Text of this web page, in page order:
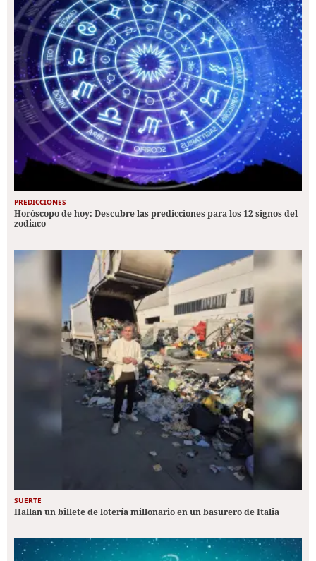
PREDICCIONES
Horóscopo de hoy: Descubre las predicciones para los 12 signos del
zodiaco
SUERTE
Hallan un billete de lotería millonario en un basurero de Italia